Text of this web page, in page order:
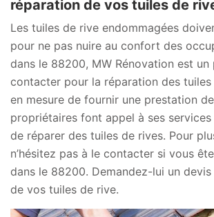
réparation de vos tuiles de
Les tuiles de rive endommagées
pour ne pas nuire au confort des
dans le 88200, MW Rénovation est un
contacter pour la réparation des tuiles
en mesure de fournir une prestation
propriétaires font appel à ses services
de réparer des tuiles de rives. Pour
n’hésitez pas à le contacter si vous
dans le 88200. Demandez-lui un
de vos tuiles de rive.